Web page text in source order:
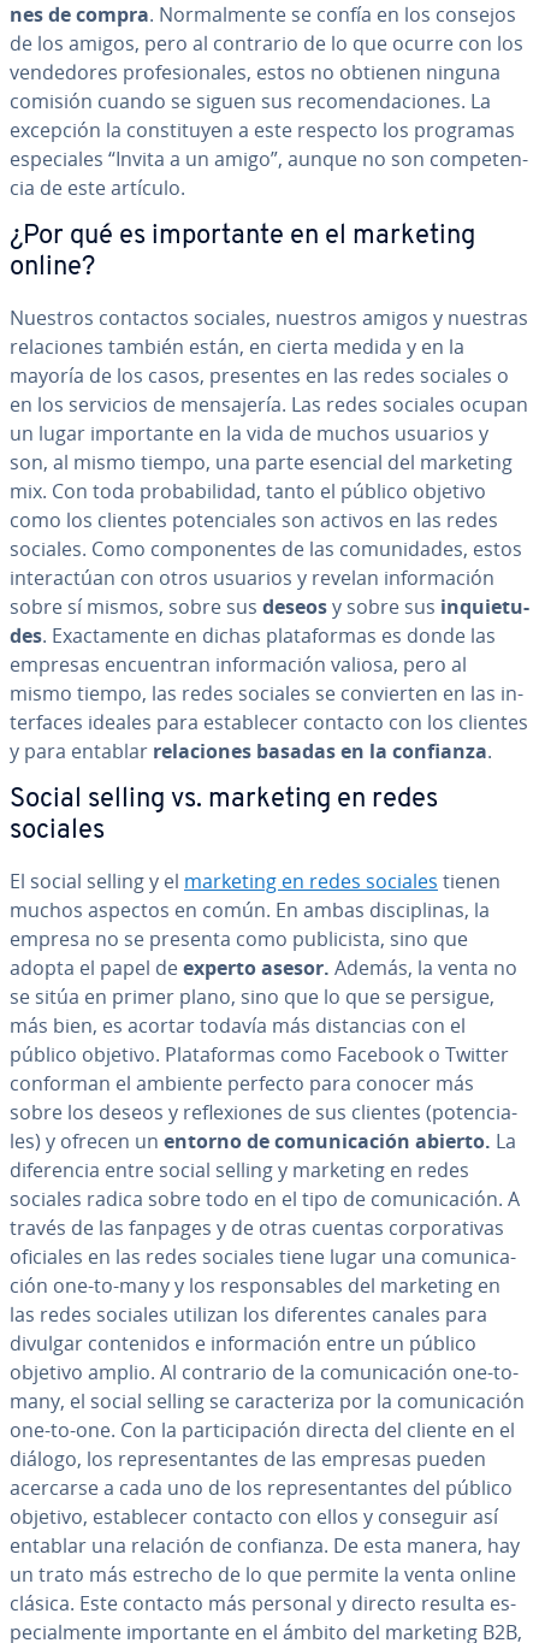
nes de compra. No­r­ma­l­me­n­te se confía en los consejos
de los amigos, pero al contrario de lo que ocurre con los
ve­n­de­do­res pro­fe­sio­na­les, estos no obtienen ninguna
comisión cuando se siguen sus re­co­me­n­da­cio­nes. La
excepción la co­n­s­ti­tu­yen a este respecto los programas
es­pe­cia­les “Invita a un amigo”, aunque no son co­m­pe­te­n­
cia de este artículo.
¿Por qué es im­po­r­ta­n­te en el marketing
online?
Nuestros contactos sociales, nuestros amigos y nuestras
re­la­cio­nes también están, en cierta medida y en la
mayoría de los casos, presentes en las redes sociales o
en los servicios de me­n­sa­je­ría. Las redes sociales ocupan
un lugar im­po­r­ta­n­te en la vida de muchos usuarios y
son, al mismo tiempo, una parte esencial del marketing
mix. Con toda pro­ba­bi­li­dad, tanto el público objetivo
como los clientes po­te­n­cia­les son activos en las redes
sociales. Como co­m­po­ne­n­tes de las co­mu­ni­da­des, estos
in­ter­ac­túan con otros usuarios y revelan in­fo­r­ma­ción
sobre sí mismos, sobre sus deseosy sobre sus in­quie­tu­
des. Exac­ta­me­n­te en dichas pla­ta­fo­r­mas es donde las
empresas en­cue­n­tran in­fo­r­ma­ción valiosa, pero al
mismo tiempo, las redes sociales se co­n­vie­r­ten en las in­
te­r­fa­ces ideales para es­ta­ble­cer contacto con los clientes
y para entablar re­la­cio­nes basadas en la confianza.
Social selling vs. marketing en redes
sociales
El social selling y el marketing en redes sociales tienen
muchos aspectos en común. En ambas di­s­ci­pli­nas, la
empresa no se presenta como pu­bli­ci­s­ta, sino que
adopta el papel deexperto asesor. Además, la venta no
se sitúa en primer plano, sino que lo que se persigue,
más bien, es acortar todavía más di­s­ta­n­cias con el
público objetivo. Pla­ta­fo­r­mas como Facebook o Twitter
conforman el ambiente perfecto para conocer más
sobre los deseos y re­fle­xio­nes de sus clientes (po­te­n­cia­
les) y ofrecen un entorno de co­mu­ni­ca­ción abierto. La
di­fe­re­n­cia entre social selling y marketing en redes
sociales radica sobre todo en el tipo de co­mu­ni­ca­ción. A
través de las fanpages y de otras cuentas co­r­po­ra­ti­vas
oficiales en las redes sociales tiene lugar una co­mu­ni­ca­
ción one-to-many y los re­s­po­n­sa­bles del marketing en
las redes sociales utilizan los di­fe­re­n­tes canales para
divulgar co­n­te­ni­dos e in­fo­r­ma­ción entre un público
objetivo amplio. Al contrario de la co­mu­ni­ca­ción one-to-
many, el social selling se ca­ra­c­te­ri­za por la co­mu­ni­ca­ción
one-to-one. Con la pa­r­ti­ci­pa­ción directa del cliente en el
diálogo, los re­pre­se­n­ta­n­tes de las empresas pueden
acercarse a cada uno de los re­pre­se­n­ta­n­tes del público
objetivo, es­ta­ble­cer contacto con ellos y conseguir así
entablar una relación de confianza. De esta manera, hay
un trato más estrecho de lo que permite la venta online
clásica. Este contacto más personal y directo resulta es­
pe­cia­l­me­n­te im­po­r­ta­n­te en el ámbito del marketing B2B,